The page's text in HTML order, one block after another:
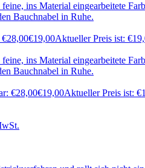
€19,00Aktueller Preis ist:
€28,00€19,00Aktueller Preis ist: